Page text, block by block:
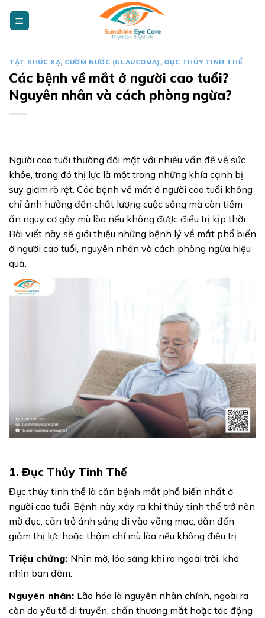
TẬT KHÚC XẠ, CƯỜM NƯỚC (GLAUCOMA) , ĐỤC THỦY TINH THỂ
Các bệnh về mắt ở người cao tuổi?
Nguyên nhân và cách phòng ngừa?
Người cao tuổi thường đối mặt với nhiều vấn đề về sức
khỏe, trong đó thị lực là một trong những khía cạnh bị
suy giảm rõ rệt. Các bệnh về mắt ở người cao tuổi không
chỉ ảnh hưởng đến chất lượng cuộc sống mà còn tiềm
ẩn nguy cơ gây mù lòa nếu không được điều trị kịp thời.
Bài viết này sẽ giới thiệu những bệnh lý về mắt phổ biến
ở người cao tuổi, nguyên nhân và cách phòng ngừa hiệu
quả.
1. Đục Thủy Tinh Thể
Đục thủy tinh thể là căn bệnh mắt phổ biến nhất ở
người cao tuổi. Bệnh này xảy ra khi thủy tinh thể trở nên
mờ đục, cản trở ánh sáng đi vào võng mạc, dẫn đến
giảm thị lực hoặc thậm chí mù lòa nếu không điều trị.
Triệu chứng: Nhìn mờ, lóa sáng khi ra ngoài trời, khó
nhìn ban đêm.
Nguyên nhân: Lão hóa là nguyên nhân chính, ngoài ra
còn do yếu tố di truyền, chấn thương mắt hoặc tác động